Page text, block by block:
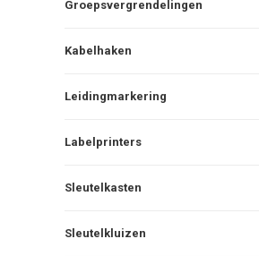
Groepsvergrendelingen
Kabelhaken
Leidingmarkering
Labelprinters
Sleutelkasten
Sleutelkluizen